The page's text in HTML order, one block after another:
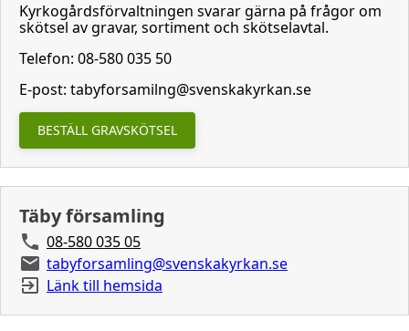
Kyrkogårdsförvaltningen svarar gärna på frågor om
skötsel av gravar, sortiment och skötselavtal.
Telefon: 08-580 035 50
E-post: tabyforsamilng@svenskakyrkan.se
BESTÄLL GRAVSKÖTSEL
Täby församling
08-580 035 05
tabyforsamling@svenskakyrkan.se
Länk till hemsida